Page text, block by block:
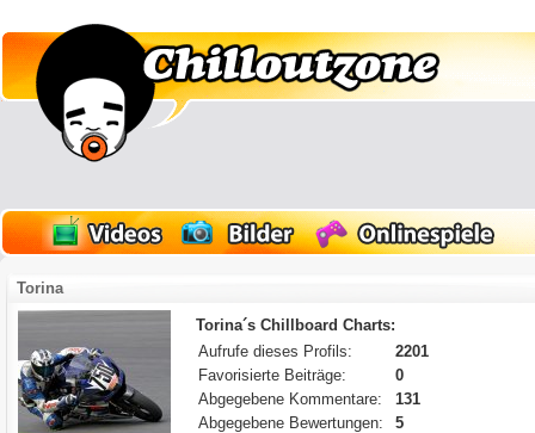
Torina
Torina´s Chillboard Charts:
Aufrufe dieses Profils:
2201
Favorisierte Beiträge:
0
Abgegebene Kommentare:
131
Abgegebene Bewertungen:
5